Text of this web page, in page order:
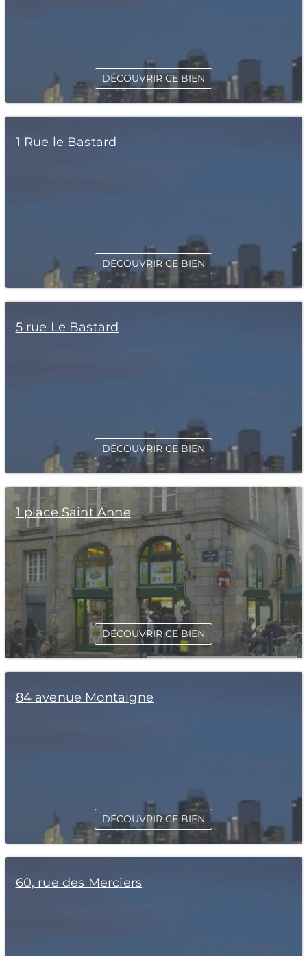
DÉCOUVRIR CE BIEN
1 Rue le Bastard
DÉCOUVRIR CE BIEN
5 rue Le Bastard
DÉCOUVRIR CE BIEN
1 place Saint Anne
DÉCOUVRIR CE BIEN
84 avenue Montaigne
DÉCOUVRIR CE BIEN
60, rue des Merciers